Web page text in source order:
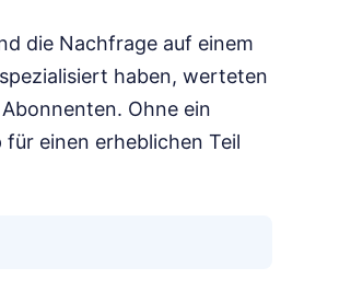
die Nachfrage auf einem
haben, werteten
Ohne ein
einen erheblichen Teil